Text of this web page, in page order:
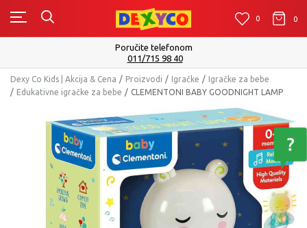
0 0 0
Poručite telefonom
011/715 98 40
Dexy Co Kids | Akcija & Cena Proizvodi Igračke
Igračke za bebe
Edukativne igračke za bebe
CLEMENTONI BABY GOODNIGHT LAMP